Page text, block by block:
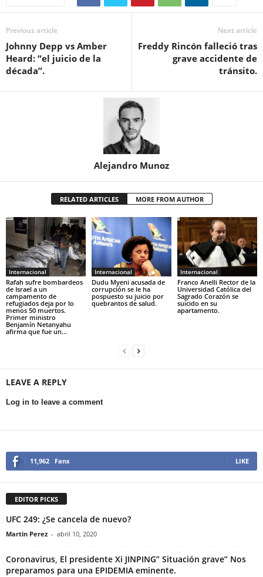
Previous article
Johnny Depp vs Amber
Heard: “el juicio de la
década”.
Next article
Freddy Rincón falleció tras
grave accidente de
tránsito.
Alejandro Munoz
RELATED ARTICLES MORE FROM AUTHOR
Internacional
Rafah sufre bombardeos
de Israel a un
campamento de
refugiados deja por lo
menos 50 muertos.
Primer ministro
Benjamín Netanyahu
afirma que fue un...
Internacional
Dudu Myeni acusada de
corrupción se le ha
pospuesto su juicio por
quebrantos de salud.
Internacional
Franco Anelli Rector de la
Universidad Católica del
Sagrado Corazón se
suicido en su
apartamento.
LEAVE A REPLY
Log in to leave a comment
11,962 Fans LIKE
EDITOR PICKS
UFC 249: ¿Se cancela de nuevo?
Martin Perez - abril 10, 2020
Coronavirus, El presidente Xi JINPING” Situación grave” Nos
preparamos para una EPIDEMIA eminente.